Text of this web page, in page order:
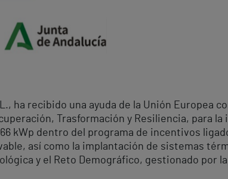
ha recibido una ayuda de la Unión Europea
Trasformación y Resiliencia, para
kWp dentro del programa de incentivos
así como la implantación de sistemas
y el Reto Demográfico, gestionado por